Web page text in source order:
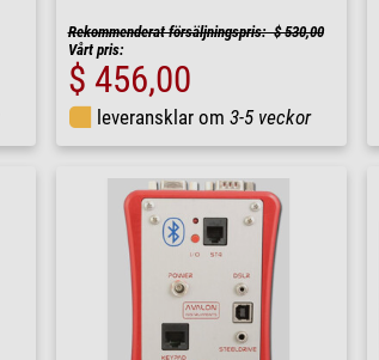
Rekommenderat försäljningspris: $ 530,00
Vårt pris:
$ 456,00
leveransklar om 3-5 veckor